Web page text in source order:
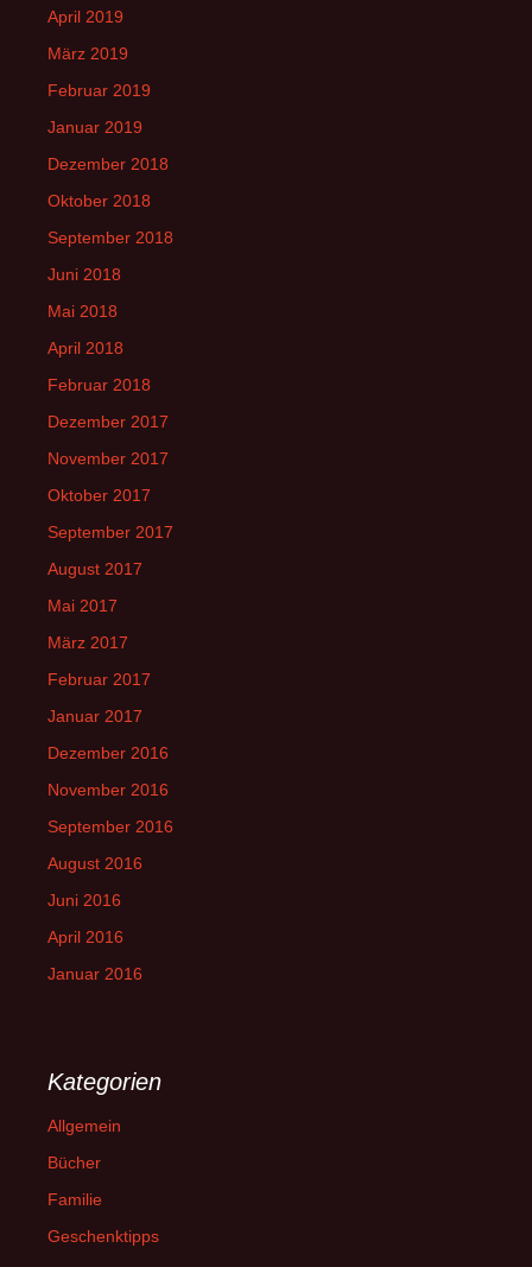
April 2019
März 2019
Februar 2019
Januar 2019
Dezember 2018
Oktober 2018
September 2018
Juni 2018
Mai 2018
April 2018
Februar 2018
Dezember 2017
November 2017
Oktober 2017
September 2017
August 2017
Mai 2017
März 2017
Februar 2017
Januar 2017
Dezember 2016
November 2016
September 2016
August 2016
Juni 2016
April 2016
Januar 2016
Kategorien
Allgemein
Bücher
Familie
Geschenktipps